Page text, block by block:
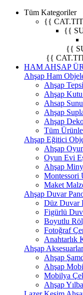
Tüm Kategoriler
{{
{{
{{
{{
HAM AHŞAP
Ahşap Ham
Ahşap
Ahşap
Ahsap
Ahşap
Ahşap
Tüm
Ahşap Eğitici
Ahşap
Oyun Evi
Ahşap
Montessori
Maket
Ahşap Duvar
Düz Duvar
Figürlü
Boyutlu
Fotoğraf
Anahtarlık
Ahşap Aksesuarlar
Ahşap
Ahşap
Mobilya
Ahşap